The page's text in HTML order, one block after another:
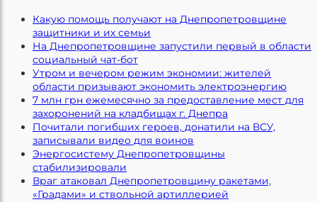
Какую помощь получают на Днепропетровщине
защитники и их семьи
На Днепропетровщине запустили первый в области
социальный чат-бот
Утром и вечером режим экономии: жителей
области призывают экономить электроэнергию
7 млн грн ежемесячно за предоставление мест для
захоронений на кладбищах г. Днепра
Почитали погибших героев, донатили на ВСУ,
записывали видео для воинов
Энергосистему Днепропетровщины
стабилизировали
Враг атаковал Днепропетровщину ракетами,
«Градами» и ствольной артиллерией